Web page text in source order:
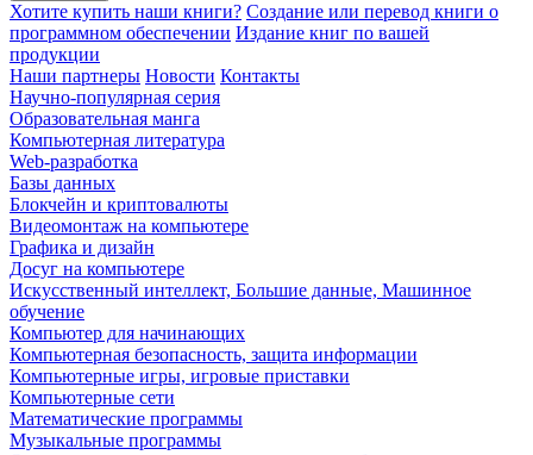
Хотите купить наши книги? Создание или перевод книги о
программном обеспечении Издание книг по вашей
продукции
Наши партнеры Новости Контакты
Научно-популярная серия
Образовательная манга
Компьютерная литература
Web-разработка
Базы данных
Блокчейн и криптовалюты
Видеомонтаж на компьютере
Графика и дизайн
Досуг на компьютере
Искусственный интеллект, Большие данные, Машинное
обучение
Компьютер для начинающих
Компьютерная безопасность, защита информации
Компьютерные игры, игровые приставки
Компьютерные сети
Математические программы
Музыкальные программы